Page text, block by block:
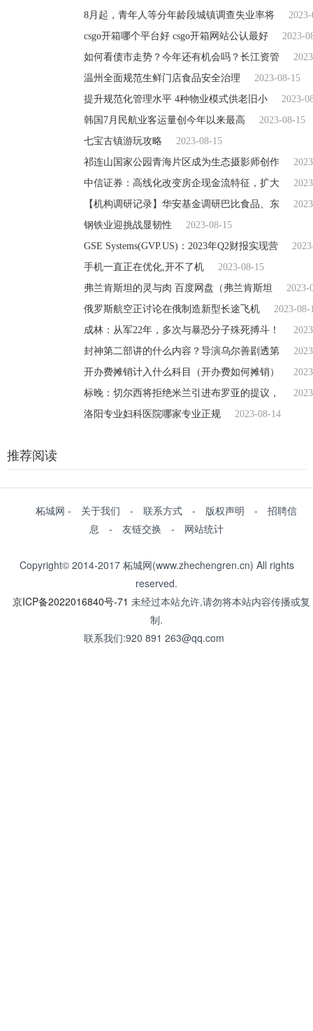
8月起，青年人等分年龄段城镇调查失业率将
csgo开箱哪个平台好 csgo开箱网站公认最好
2023-
如何看债市走势？今年还有机会吗？长江资管
温州全面规范生鲜门店食品安全治理
2023-08-15
提升规范化管理水平 4种物业模式供老旧小
2023-
韩国7月民航业客运量创今年以来最高
2023-08-15
七宝古镇游玩攻略
2023-08-15
祁连山国家公园青海片区成为生态摄影师创作
中信证券：高线化改变房企现金流特征，扩大
【机构调研记录】华安基金调研巴比食品、东
钢铁业迎挑战显韧性
2023-08-15
GSE Systems(GVP.US)：2023年Q2财报实现营
手机一直正在优化,开不了机
2023-08-15
弗兰肯斯坦的灵与肉 百度网盘（弗兰肯斯坦
2023-
俄罗斯航空正讨论在俄制造新型长途飞机
2023-08-
成林：从军22年，多次与暴恐分子殊死搏斗！
封神第二部讲的什么内容？导演乌尔善剧透第
开办费摊销计入什么科目（开办费如何摊销）
标晚：切尔西将拒绝米兰引进布罗亚的提议，
洛阳专业妇科医院哪家专业正规
2023-08-14
推荐阅读
柘城网 - 关于我们 - 联系方式 - 版权声明 - 招聘信
息 - 友链交换 - 网站统计
Copyright© 2014-2017 柘城网(www.zhechengren.cn) All rights
reserved.
京ICP备2022016840号-71 未经过本站允许,请勿将本站内容传播或复
制.
联系我们:920 891 263@qq.com